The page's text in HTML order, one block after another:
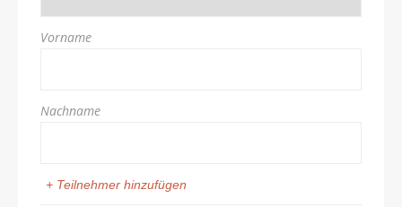
Vorname
Nachname
+ Teilnehmer hinzufügen